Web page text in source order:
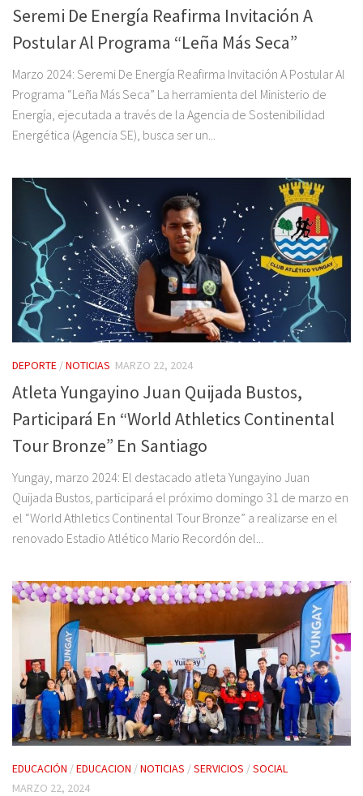
Seremi De Energía Reafirma Invitación A
Postular Al Programa “Leña Más Seca”
Marzo 2024: Seremi De Energía Reafirma Invitación A Postular Al
Programa “Leña Más Seca” La herramienta del Ministerio de
Energía, ejecutada a través de la Agencia de Sostenibilidad
Energética (Agencia SE), busca ser un...
DEPORTE /NOTICIAS MARZO 22, 2024
Atleta Yungayino Juan Quijada Bustos,
Participará En “World Athletics Continental
Tour Bronze” En Santiago
Yungay, marzo 2024: El destacado atleta Yungayino Juan
Quijada Bustos, participará el próximo domingo 31 de marzo en
el “World Athletics Continental Tour Bronze” a realizarse en el
renovado Estadio Atlético Mario Recordón del...
EDUCACIÓN /EDUCACION /NOTICIAS /SERVICIOS /SOCIAL
MARZO 22, 2024